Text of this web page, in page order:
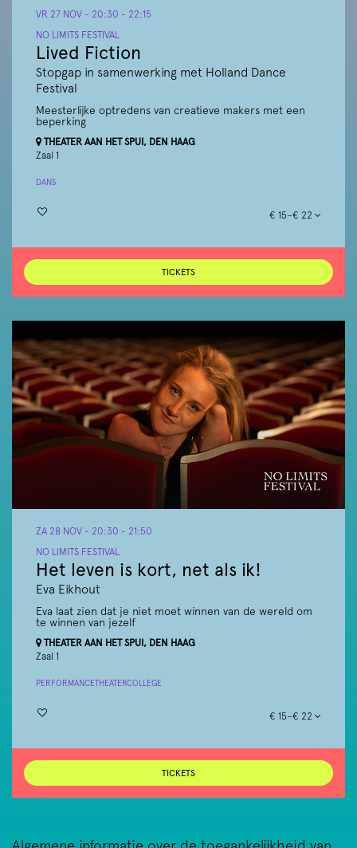
Lived Fiction
Stopgap in samenwerking met Holland Dance
Festival
NO LIMITS FESTIVAL
VR 27 NOV - 20:30 - 22:15
Meesterlijke optredens van creatieve makers met een
beperking
THEATER AAN HET SPUI, DEN HAAG
Zaal 1
DANS
€ 15–€ 22
TICKETS
Het leven is kort, net als ik!
Eva Eikhout
NO LIMITS FESTIVAL
ZA 28 NOV - 20:30 - 21:50
Eva laat zien dat je niet moet winnen van de wereld om
te winnen van jezelf
THEATER AAN HET SPUI, DEN HAAG
Zaal 1
PERFORMANCETHEATERCOLLEGE
€ 15–€ 22
TICKETS